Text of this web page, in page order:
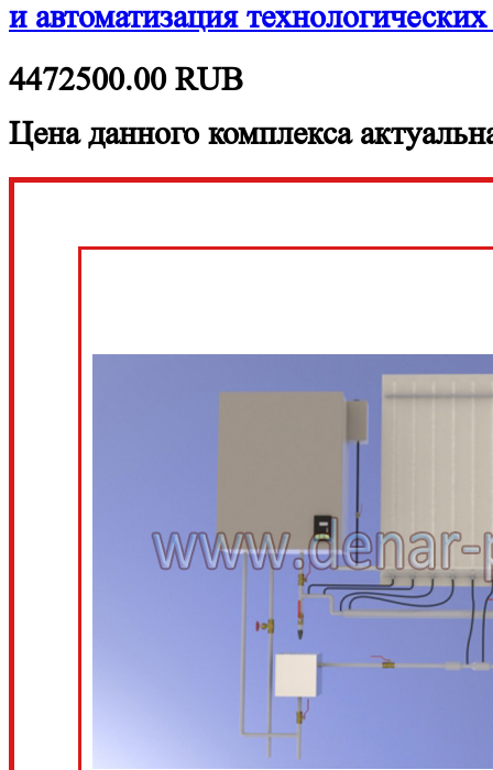
и автоматизация
4472500.00RUB
Цена данного комплекса